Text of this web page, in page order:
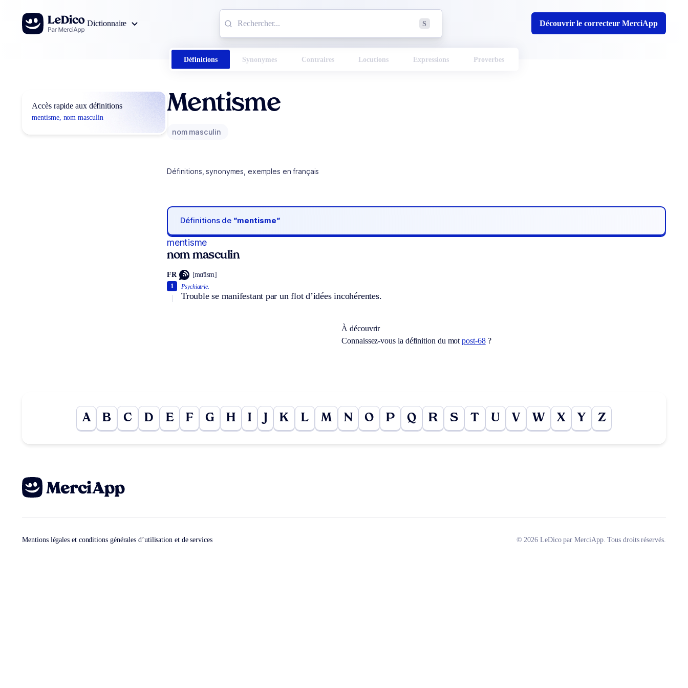
Aller au contenu
Dictionnaire
S Découvrir le correcteur MerciApp
Définitions Synonymes Contraires Locutions Expressions Proverbes
Accès rapide aux définitions
mentisme, nom masculin
Mentisme
nom masculin
Définitions, synonymes, exemples en français
Définitions de “mentisme“
mentisme
nom masculin
FR [mɑ̃tism]
Psychiatrie.
Trouble se manifestant par un flot d’idées incohérentes.
1
À découvrir
Connaissez-vous la définition du motpost-68?
A B C D E F G H I K L M N O P Q R S T U V W X Y Z
Mentions légales et conditions générales d’utilisation et de services © 2026 LeDico par MerciApp. Tous droits réservés.